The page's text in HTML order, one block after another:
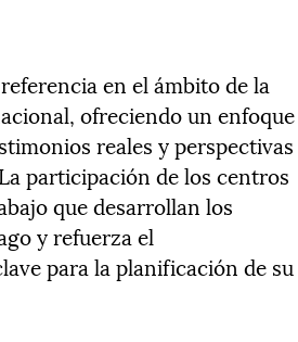
en el ámbito de la
ofreciendo un enfoque
reales y perspectivas
participación de los centros
que desarrollan los
y refuerza el
para la planificación de su